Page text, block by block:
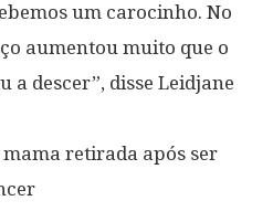
um carocinho. No
aumentou muito que o
a descer”, disse Leidjane
retirada após ser